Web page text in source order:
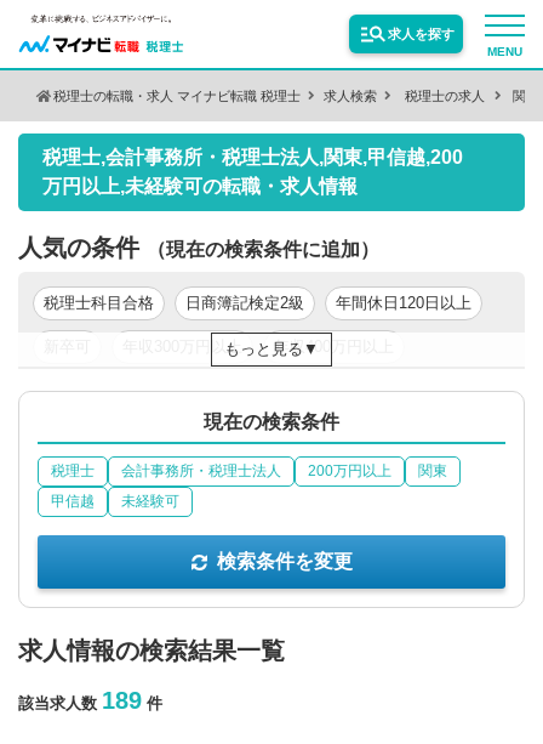
MENU
求人を探す
サービス紹介
転職お役立ち情報
業界情報
税理士の転職・求人 マイナビ転職 税理士 求人検索 税理士の求人 関東
税理士,会計事務所・税理士法人,関東,甲信越,200
万円以上,未経験可の転職・求人情報
人気の条件 （現在の検索条件に追加）
税理士科目合格 日商簿記検定2級 年間休日120日以上
年収300万円以上 年収400万円以上
年収500万円以上 東京都
もっと見る
求人情報の検索結果一覧
該当求人数 189 件
現在の検索条件
税理士 会計事務所・税理士法人 200万円以上
関東
甲信越
未経験可
検索条件を変更
保有資格
勤務地 絞り込む
年収を選択